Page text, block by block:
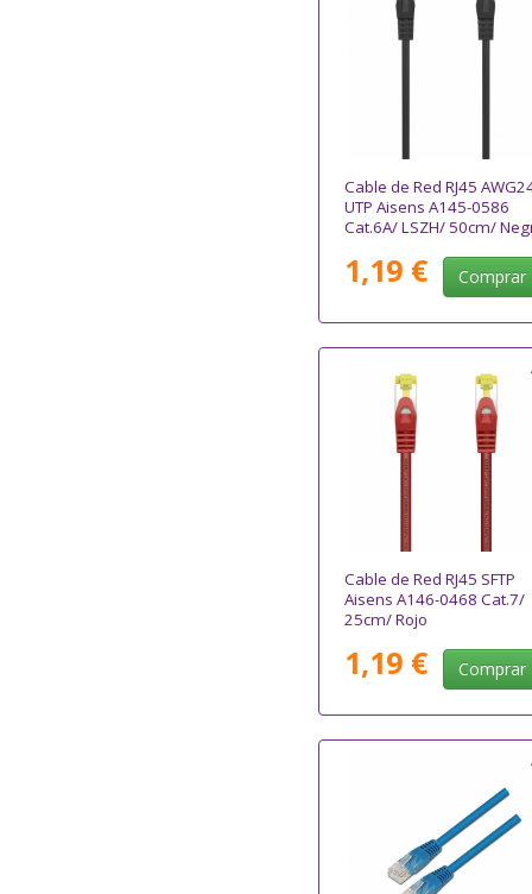
Cable de Red RJ45
UTP Aisens A145-0586
Cat.6A/ LSZH/ 50cm/
1,19 € Comprar
Cable de Red RJ45 SFTP
Aisens A146-0468 Cat.7/
25cm/ Rojo
1,19 € Comprar